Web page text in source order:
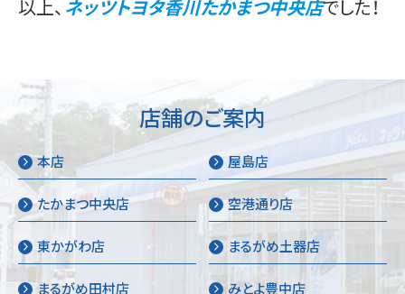
以上、 ネッツトヨタ香川たかまつ中央店でした！
店舗のご案内
本店 屋島店
たかまつ中央店 空港通り店
東かがわ店 まるがめ土器店
まるがめ田村店 みとよ豊中店